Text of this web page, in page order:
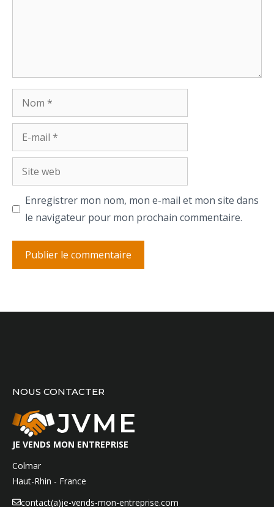
Nom
mail
Site
web
Enregistrer mon nom, mon e-mail et mon site dans
le navigateur pour mon prochain commentaire.
NOUS CONTACTER
JE VENDS MON ENTREPRISE
Colmar
Haut-Rhin - France
contact(a)je-vends-mon-entreprise.com